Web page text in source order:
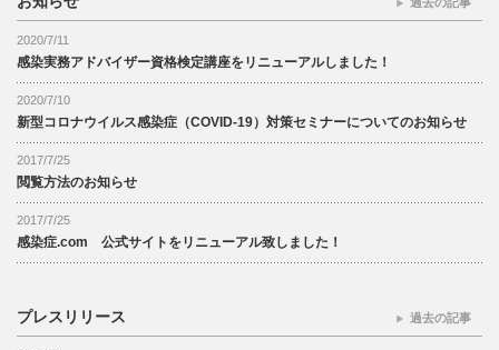
2020/7/11
感染実務アドバイザー資格検定講座をリニューアルしました！
2020/7/10
新型コロナウイルス感染症（COVID-19）対策セミナーについてのお知らせ
2017/7/25
閲覧方法のお知らせ
2017/7/25
感染症.com 公式サイトをリニューアル致しました！
プレスリリース 過去の記事